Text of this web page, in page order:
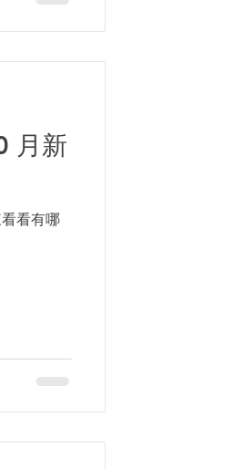
月新
看有哪